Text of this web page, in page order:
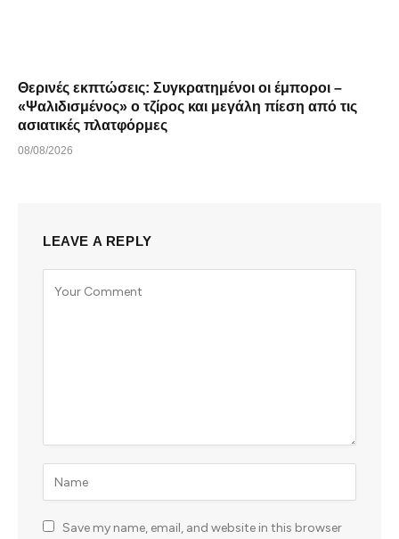
Θερινές εκπτώσεις: Συγκρατημένοι οι έμποροι –
«Ψαλιδισμένος» ο τζίρος και μεγάλη πίεση από τις
ασιατικές πλατφόρμες
08/08/2026
LEAVE A REPLY
Save my name, email, and website in this browser